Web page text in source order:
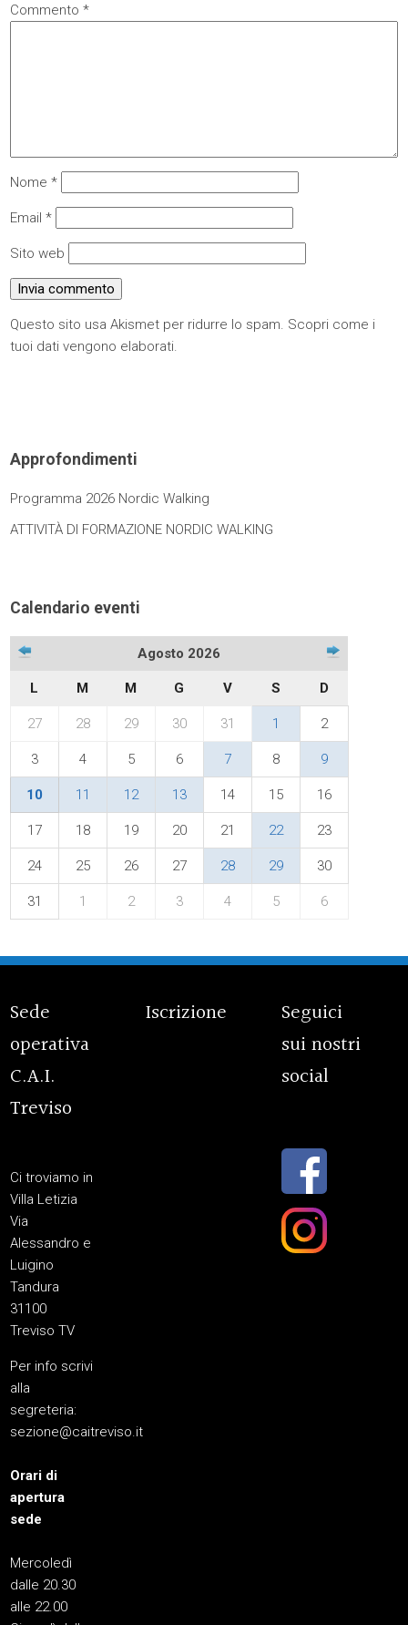
Commento*
Nome*
Email*
Sito web
Questo sito usa Akismet per ridurre lo spam. Scopri come i
tuoi dati vengono elaborati.
Approfondimenti
Programma 2026 Nordic Walking
ATTIVITÀ DI FORMAZIONE NORDIC WALKING
Calendario eventi
Agosto 2026
L M M G V S D
27 28 29 30 31 1 2
3 4 5 6 7 8 9
10 11 12 13 14 15 16
17 18 19 20 21 22 23
24 25 26 27 28 29 30
31 1 2 3 4 5 6
Sede
operativa
C.A.I.
Treviso
Ci troviamo in
Villa Letizia
Via
Alessandro e
Luigino
Tandura
31100
Treviso TV
Per info scrivi
alla
segreteria:
sezione@caitreviso.it
Orari di
apertura
sede
Mercoledì
dalle 20.30
alle 22.00
Iscrizione
Seguici
sui nostri
social